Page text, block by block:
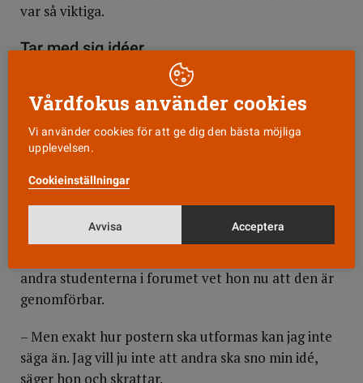
var så viktiga.
Tar med sig idéer
– Det är typiskt en sådan historia som jag tar med
mig hem för att diskutera med de andra på jobbet.
Det är kanske en metod man kan använda på barn
som är rädda för att bli stuckna, säger Ellinor.
När hon åkte hemifrån hade hon med sig en egen
idé om hur man med en enkel poster skulle kunna
analytiker egentligen gör. Men hon visste inte om
andra studenterna i forumet vet hon nu att den är
genomförbar.
– Men exakt hur postern ska utformas kan jag inte
säga än. Jag vill ju inte att andra ska sno min idé,
säger hon och skrattar.
Vårdfokus använder cookies
Vi använder cookies för att ge dig den bästa möjliga
upplevelsen.
Cookieinställningar
Avvisa Acceptera